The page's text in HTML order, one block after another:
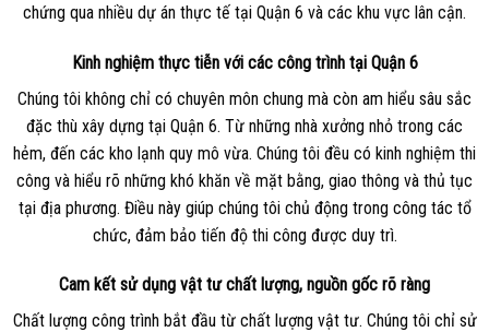
chứng qua nhiều dự án thực tế tại Quận 6 và các khu vực lân cận.
Kinh nghiệm thực tiễn với các công trình tại Quận 6
Chúng tôi không chỉ có chuyên môn chung mà còn am hiểu sâu sắc
đặc thù xây dựng tại Quận 6. Từ những nhà xưởng nhỏ trong các
hẻm, đến các kho lạnh quy mô vừa. Chúng tôi đều có kinh nghiệm thi
công và hiểu rõ những khó khăn về mặt bằng, giao thông và thủ tục
tại địa phương. Điều này giúp chúng tôi chủ động trong công tác tổ
chức, đảm bảo tiến độ thi công được duy trì.
Cam kết sử dụng vật tư chất lượng, nguồn gốc rõ ràng
Chất lượng công trình bắt đầu từ chất lượng vật tư. Chúng tôi chỉ sử